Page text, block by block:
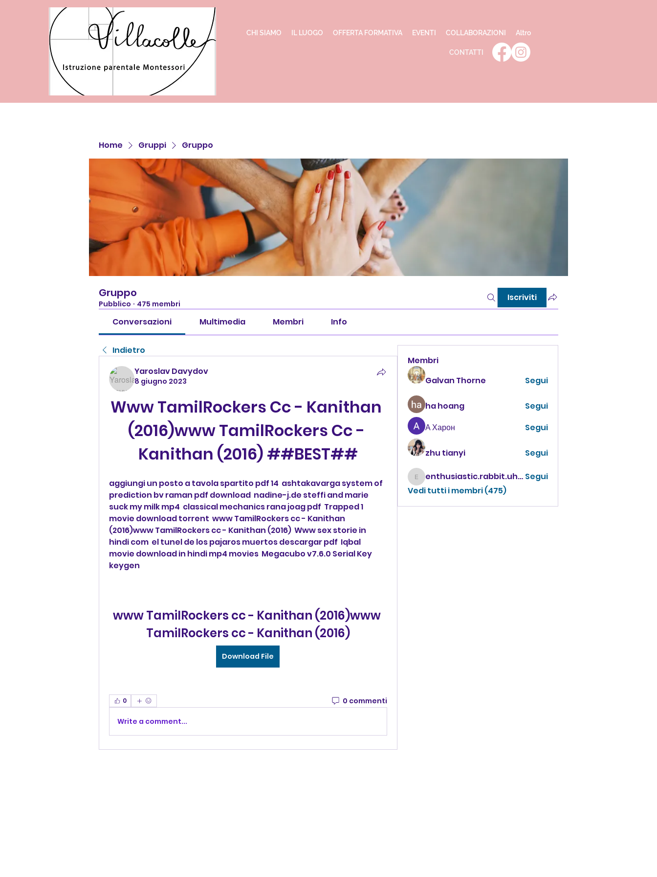
CHI SIAMO IL LUOGO OFFERTA FORMATIVA EVENTI COLLABORAZIONI Altro
CONTATTI
Home Gruppi Gruppo
Gruppo
Pubblico · 475 membri
Iscriviti
Conversazioni Multimedia Membri Info
Indietro
Yaroslav Davydov
8 giugno 2023
Www TamilRockers Cc - Kanithan
(2016)www TamilRockers Cc -
Kanithan (2016) ##BEST##
aggiungi un posto a tavola spartito pdf 14  ashtakavarga system of
prediction bv raman pdf download  nadine-j.de steffi and marie
suck my milk mp4  classical mechanics rana joag pdf  Trapped 1
movie download torrent  www TamilRockers cc - Kanithan
(2016)www TamilRockers cc - Kanithan (2016)  Www sex storie in
hindi com  el tunel de los pajaros muertos descargar pdf  Iqbal
movie download in hindi mp4 movies  Megacubo v7.6.0 Serial Key
keygen
www TamilRockers cc - Kanithan (2016)www
TamilRockers cc - Kanithan (2016)
Download File
0 0 commenti
Write a comment...
Membri
Galvan Thorne
Segui
ha hoang
Segui
А Харон
Segui
zhu tianyi Segui
enthusiastic.rabbit.uhur enthusiastic.rabbit.uhur Segui
Vedi tutti i membri (475)